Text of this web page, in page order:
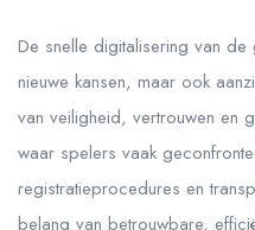
De snelle digitalisering van de
nieuwe kansen, maar ook
van veiligheid, vertrouwen en
waar spelers vaak
registratieprocedures en
belang van betrouwbare,